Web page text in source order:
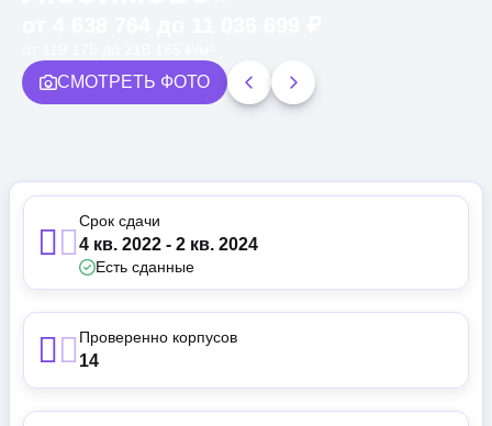
СМОТРЕТЬ ФОТО
Срок сдачи
4 кв. 2022 - 2 кв. 2024
Есть сданные
Проверенно корпусов
14